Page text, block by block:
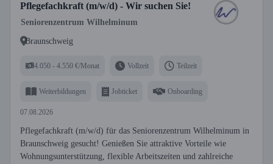
Pflegefachkraft (m/w/d) - Wir suchen Sie!
Seniorenzentrum Wilhelminum
Braunschweig
4.050 - 4.550 €/Monat Vollzeit Teilzeit
Weiterbildungen Jobticket Onboarding
07.08.2026
Pflegefachkraft (m/w/d) für das Seniorenzentrum Wilhelminum in
Braunschweig gesucht! Genießen Sie attraktive Vorteile wie
Wohnungsunterstützung, flexible Arbeitszeiten und zahlreiche